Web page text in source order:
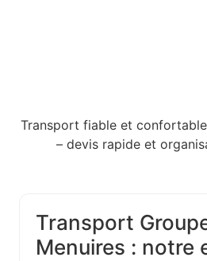
Transport fiable et
– devis rapide et
Transport
Menuires : notre